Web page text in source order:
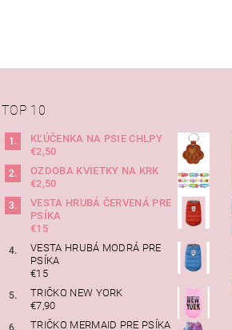
TOP 10
KĽÚČENKA NA PSIE CHLPY
€2,50
OZDOBA KVIETKY NA KRK
€2,50
VESTA HRUBÁ ČERVENÁ PRE
PSÍKA
€15
VESTA HRUBÁ MODRÁ PRE
PSÍKA
€15
TRIČKO NEW YORK
€7,90
TRIČKO MERMAID PRE PSÍKA